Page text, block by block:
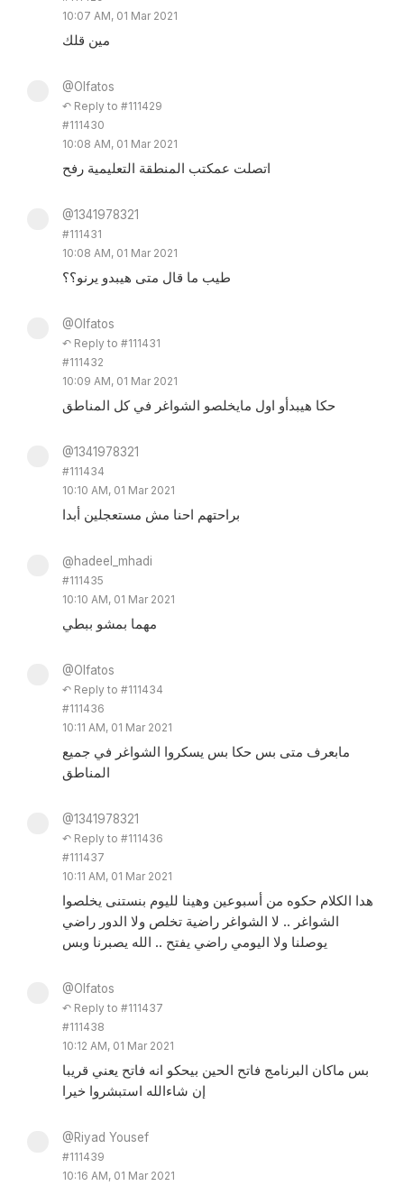
10:07 AM, 01 Mar 2021
مين قلك
@Olfatos
↶ Reply to #111429
#111430
10:08 AM, 01 Mar 2021
اتصلت عمكتب المنطقة التعليمية رفح
@1341978321
#111431
10:08 AM, 01 Mar 2021
طيب ما قال متى هيبدو يرنو؟؟
@Olfatos
↶ Reply to #111431
#111432
10:09 AM, 01 Mar 2021
حكا هيبدأو اول مايخلصو الشواغر في كل المناطق
@1341978321
#111434
10:10 AM, 01 Mar 2021
براحتهم احنا مش مستعجلين أبدا
@hadeel_mhadi
#111435
10:10 AM, 01 Mar 2021
مهما بمشو ببطي
@Olfatos
↶ Reply to #111434
#111436
10:11 AM, 01 Mar 2021
مابعرف متى بس حكا بس يسكروا الشواغر في جميع
المناطق
@1341978321
↶ Reply to #111436
#111437
10:11 AM, 01 Mar 2021
هدا الكلام حكوه من أسبوعين وهينا لليوم بنستنى يخلصوا
الشواغر .. لا الشواغر راضية تخلص ولا الدور راضي
يوصلنا ولا اليومي راضي يفتح .. الله يصبرنا وبس
@Olfatos
↶ Reply to #111437
#111438
10:12 AM, 01 Mar 2021
بس ماكان البرنامج فاتح الحين بيحكو انه فاتح يعني قريبا
إن شاءالله استبشروا خيرا
@Riyad Yousef
#111439
10:16 AM, 01 Mar 2021